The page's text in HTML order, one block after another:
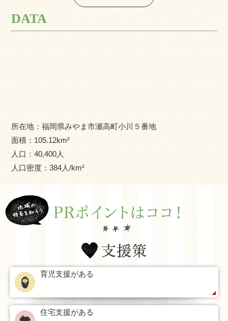
みかんやセルリーなどのおいしい農作物を育て、何よりこ
の土地の人を晴れやかにします。
このちからをあわせることで、みやまの「新しい幸せ」を
つくりだせる、
わたしたちはそう考えます。
ひとつは、太陽光などの再生エネルギーとICTを活用した
自然と共に快適にくらすまちづくりです。
自治体で初となる家庭向けエネルギー会社を設立し、
このチャレンジがGOOD DESIGN AWARD 2015
グッドデザイン金賞を受賞しました。
さあ、わたしたちのチャレンジはまだ始まったばかり。
みやまの未来がもっと晴れますように。
ひとりひとりが「新しい幸せ」をつくり続けます。
DATA
所在地：福岡県みやま市瀬高町小川５番地
面積： 105.12km²
人口：40,400人
人口密度：384人/km²
育児支援がある
住宅支援がある